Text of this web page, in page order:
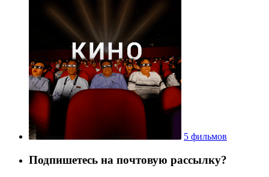
5 фильмов
Подпишетесь на почтовую рассылку?